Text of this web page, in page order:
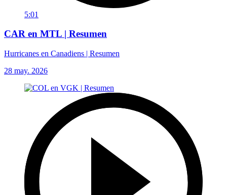
5:01
CAR en MTL | Resumen
Hurricanes en Canadiens | Resumen
28 may. 2026